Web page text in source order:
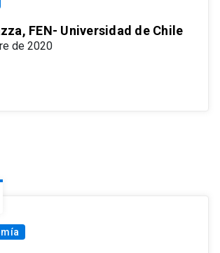
FEN- Universidad de Chile
de 2020